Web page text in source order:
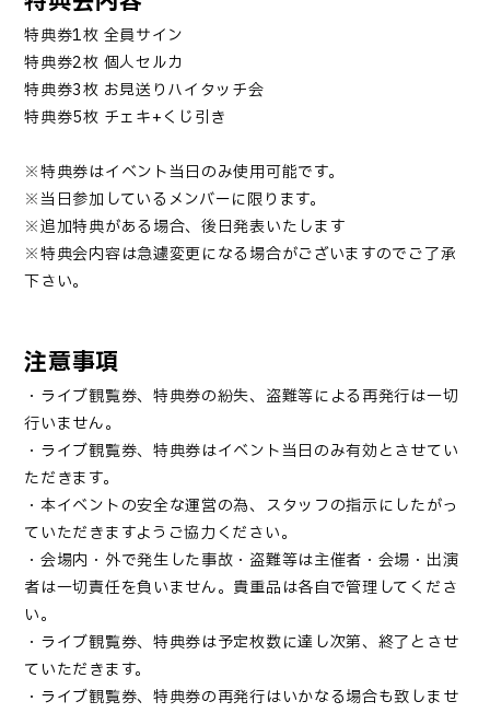
特典券1枚 全員サイン
特典券2枚 個人セルカ
特典券3枚 お見送りハイタッチ会
特典券5枚 チェキ+くじ引き
※特典券はイベント当日のみ使用可能です。
※当日参加しているメンバーに限ります。
※追加特典がある場合、後日発表いたします
※特典会内容は急遽変更になる場合がございますのでご了承
下さい。
注意事項
・ライブ観覧券、特典券の紛失、盗難等による再発行は一切
行いません。
・ライブ観覧券、特典券はイベント当日のみ有効とさせてい
ただきます。
・本イベントの安全な運営の為、スタッフの指示にしたがっ
ていただきますようご協力ください。
・会場内・外で発生した事故・盗難等は主催者・会場・出演
者は一切責任を負いません。貴重品は各自で管理してくださ
い。
・ライブ観覧券、特典券は予定枚数に達し次第、終了とさせ
ていただきます。
・ライブ観覧券、特典券の再発行はいかなる場合も致しませ